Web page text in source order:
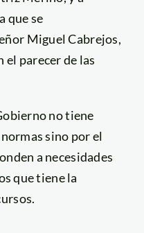
que se
Miguel Cabrejos,
el parecer de las
no tiene
sino por el
a necesidades
que tiene la